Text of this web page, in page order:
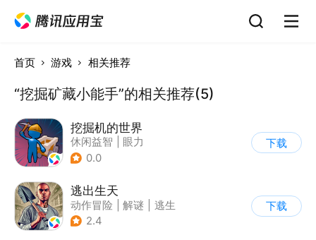
首页 游戏 相关推荐
“挖掘矿藏小能手”的相关推荐(5)
挖掘机的世界
休闲益智
眼力
| 儿童游戏
0.0
下载
逃出生天
动作冒险 解谜
逃生
| 剧情
2.4
下载